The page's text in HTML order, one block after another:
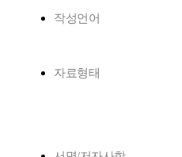
작성언어
자료형태